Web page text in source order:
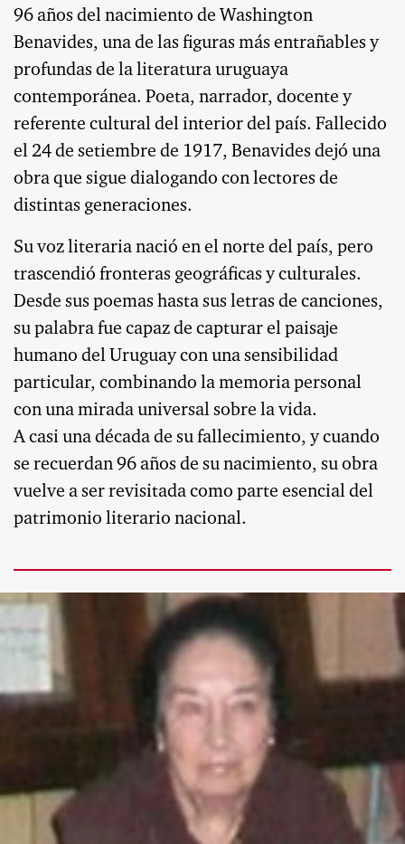
96 años del nacimiento de Washington
Benavides, una de las figuras más entrañables y
profundas de la literatura uruguaya
contemporánea. Poeta, narrador, docente y
referente cultural del interior del país. Fallecido
el 24 de setiembre de 1917, Benavides dejó una
obra que sigue dialogando con lectores de
distintas generaciones.
Su voz literaria nació en el norte del país, pero
trascendió fronteras geográficas y culturales.
Desde sus poemas hasta sus letras de canciones,
su palabra fue capaz de capturar el paisaje
humano del Uruguay con una sensibilidad
particular, combinando la memoria personal
con una mirada universal sobre la vida.
A casi una década de su fallecimiento, y cuando
se recuerdan 96 años de su nacimiento, su obra
vuelve a ser revisitada como parte esencial del
patrimonio literario nacional.